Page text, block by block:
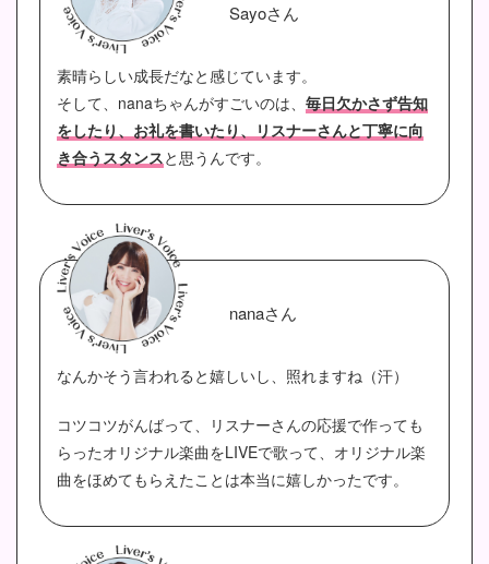
Sayoさん
素晴らしい成長だなと感じています。
そして、nanaちゃんがすごいのは、 毎日欠かさず告知
をしたり、お礼を書いたり、リスナーさんと丁寧に向
き合うスタンスと思うんです。
nanaさん
なんかそう言われると嬉しいし、照れますね（汗）
コツコツがんばって、リスナーさんの応援で作っても
らったオリジナル楽曲をLIVEで歌って、オリジナル楽
曲をほめてもらえたことは本当に嬉しかったです。